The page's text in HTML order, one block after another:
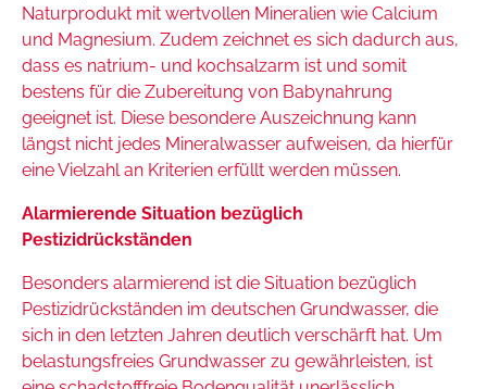
Naturprodukt mit wertvollen Mineralien wie Calcium
und Magnesium. Zudem zeichnet es sich dadurch aus,
dass es natrium- und kochsalzarm ist und somit
bestens für die Zubereitung von Babynahrung
geeignet ist. Diese besondere Auszeichnung kann
längst nicht jedes Mineralwasser aufweisen, da hierfür
eine Vielzahl an Kriterien erfüllt werden müssen.
Alarmierende Situation bezüglich
Pestizidrückständen
Besonders alarmierend ist die Situation bezüglich
Pestizidrückständen im deutschen Grundwasser, die
sich in den letzten Jahren deutlich verschärft hat. Um
belastungsfreies Grundwasser zu gewährleisten, ist